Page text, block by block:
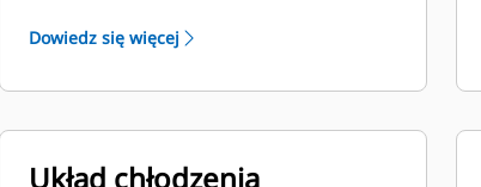
masą
Dowiedz się więcej
Układ chłodzenia